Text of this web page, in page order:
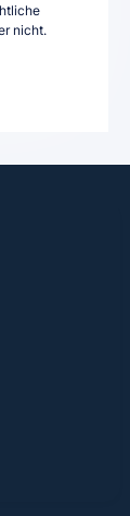
nicht.